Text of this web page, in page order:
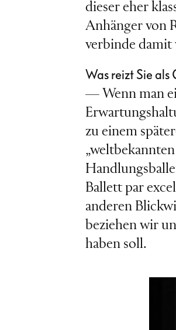
dieser eher
Anhänger von
verbinde damit
Was reizt Sie
— Wenn man
zu einem
Ballett par
anderen
beziehen wir
haben soll.